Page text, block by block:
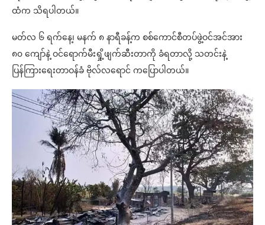
ထံက သိရပါတယ်။
မတ်လ ၆ ရက်နေ့၊ မနက် ၈ နာရီခန့်က စစ်ကောင်စီတပ်ဖွဲ့ဝင်အင်အား
၈၀ ကျော်နဲ့ ဝင်ရောက်မီးရှို့ဖျက်ဆီးတာကို ခံရတာလို့ သတင်းနဲ့
ပြန်ကြားရေးတာဝန်ခံ ဗိုလ်လရောင် ကပြောပါတယ်။